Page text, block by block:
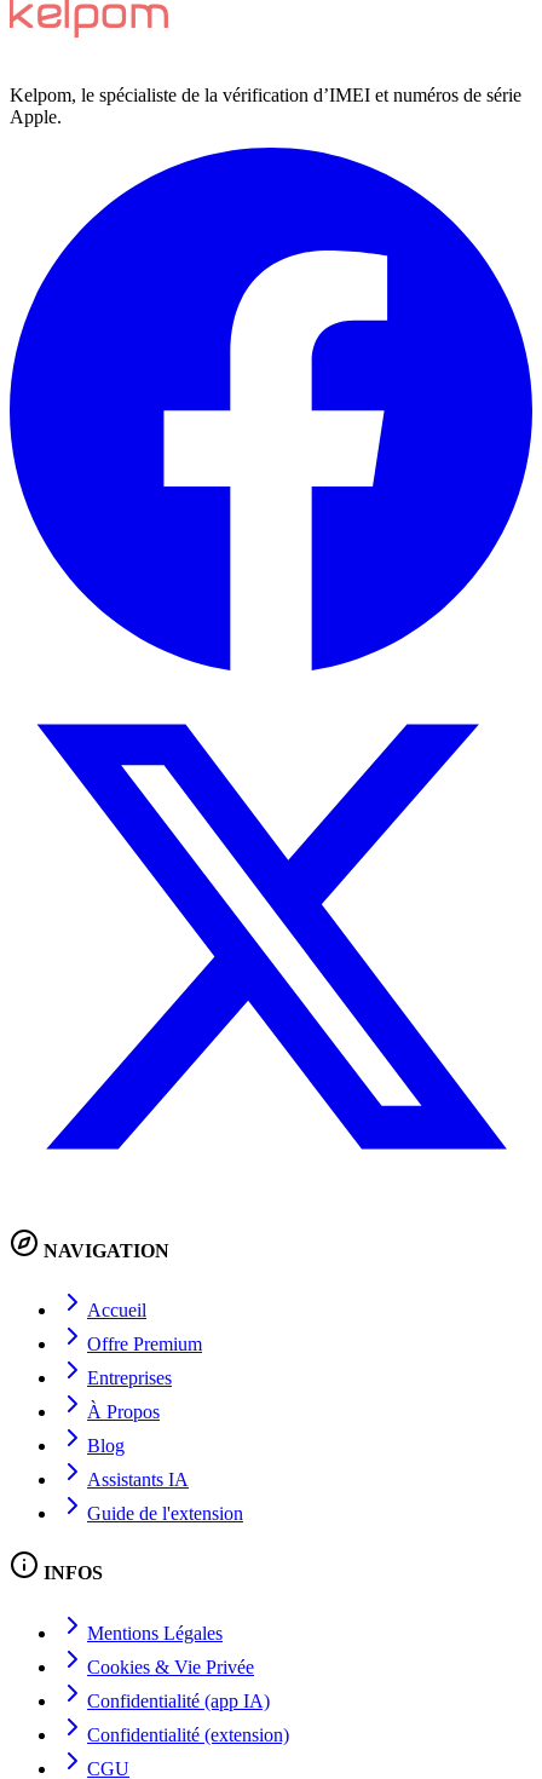
Kelpom, le spécialiste de la vérification d’IMEI et numéros de série
Apple.
NAVIGATION
Accueil
Offre Premium
Entreprises
À Propos
Blog
Assistants IA
Guide de l'extension
INFOS
Mentions Légales
Cookies & Vie Privée
Confidentialité (app IA)
Confidentialité (extension)
CGU